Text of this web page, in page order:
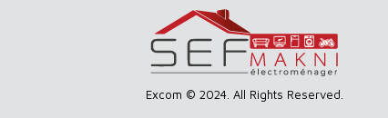
Excom © 2024. All Rights Reserved.